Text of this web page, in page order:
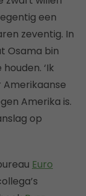
een
zeventig. In
Osama bin
‘Ik
Amerika is.
op
Euro